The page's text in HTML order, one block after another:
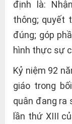
định là:
thông; quyết
đúng; góp
hình thực sự
Kỷ niệm 92
giáo trong
quân đang ra
lần thứ XIII